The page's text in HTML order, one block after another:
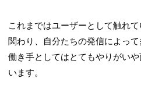
これまではユーザーとして触れ
関わり、自分たちの発信によって
働き手としてはとてもやりがい
います。